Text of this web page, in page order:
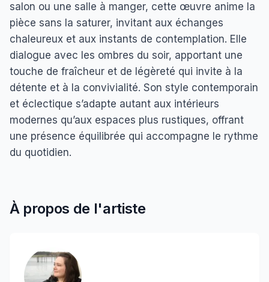
salon ou une salle à manger, cette œuvre anime la
pièce sans la saturer, invitant aux échanges
chaleureux et aux instants de contemplation. Elle
dialogue avec les ombres du soir, apportant une
touche de fraîcheur et de légèreté qui invite à la
détente et à la convivialité. Son style contemporain
et éclectique s’adapte autant aux intérieurs
modernes qu’aux espaces plus rustiques, offrant
une présence équilibrée qui accompagne le rythme
du quotidien.
À propos de l'artiste